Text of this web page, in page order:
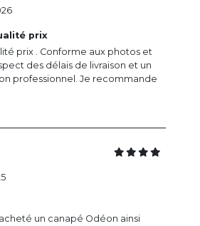
prix
prix . Conforme aux photos et
des délais de livraison et un
professionnel. Je recommande
un canapé Odéon ainsi